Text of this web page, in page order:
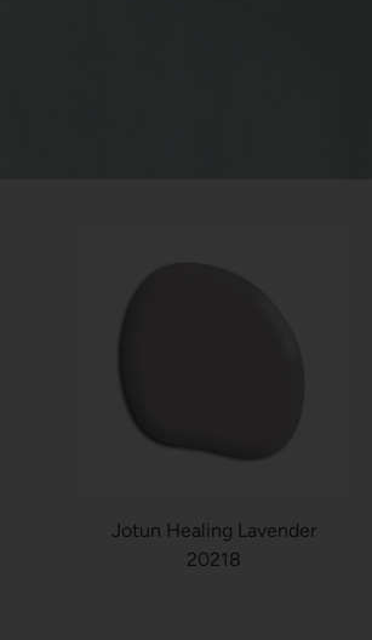
Jotun Healing Lavender
20218